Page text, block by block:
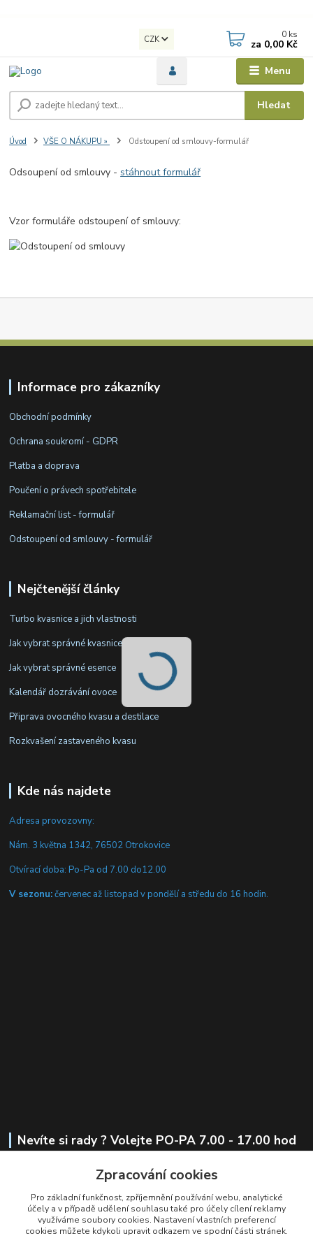
Menu
CZK
Hledat
0 ks
za 0,00 Kč
Úvod VŠE O NÁKUPU » Odstoupení od smlouvy-formulář
Odsoupení od smlouvy - stáhnout formulář
Vzor formuláře odstoupení of smlouvy:
Informace pro zákazníky
Obchodní podmínky
Ochrana soukromí - GDPR
Platba a doprava
Poučení o právech spotřebitele
Reklamační list - formulář
Odstoupení od smlouvy - formulář
Nejčtenější články
Turbo kvasnice a jich vlastnosti
Jak vybrat správné kvasnice
Jak vybrat správné esence
Kalendář dozrávání ovoce
Připrava ovocného kvasu a destilace
Rozkvašení zastaveného kvasu
Kde nás najdete
Adresa provozovny:
Nám. 3 května 1342, 76502 Otrokovice
Otvírací doba: Po-Pa od 7.00 do12.00
V sezonu:červenec až listopad v pondělí a středu do 16 hodin.
Nevíte si rady ? Volejte PO-PA 7.00 - 17.00 hod
+420 721 441 419
obchod@alkoholesence.cz
Zpracování cookies
Pro základní funkčnost, zpříjemnění používání webu, analytické
účely a v případě udělení souhlasu také pro účely cílení reklamy
využíváme soubory cookies. Nastavení vlastních preferencí
cookies můžete kdykoli upravit odkazem ve spodní části stránek.